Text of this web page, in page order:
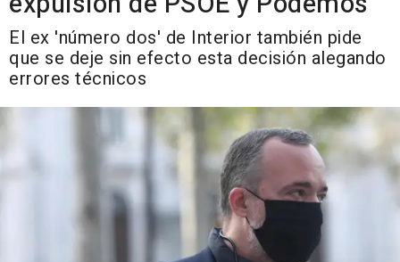
El ex 'número dos' de Interior también pide
que se deje sin efecto esta decisión alegando
errores técnicos